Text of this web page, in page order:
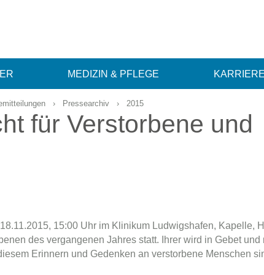
MEDIZIN & PFLEGE KARRIERE
› Pressearchiv › 2015
für Verstorbene und
15:00 Uhr im Klinikum Ludwigshafen, Kapelle,
des vergangenen Jahres statt. Ihrer wird in Gebet
Erinnern und Gedenken an verstorbene Menschen